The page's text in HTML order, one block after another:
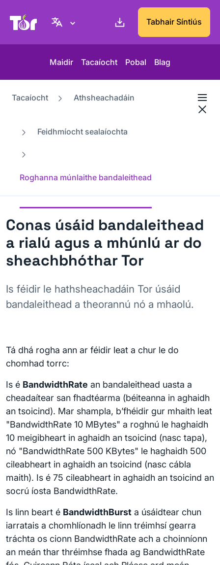
Suíomh Gréasáin Thionscadal TorTabhair Síntiús
Maidir Tacaíocht Pobal Blag
Tacaíocht Athsheachadáin
Feidhmíocht sealaíochta
Roghanna múnlaithe bandaleithead
Conas úsáid bandaleithead
a rialú agus a mhúnlú ar do
sheachbhóthar Tor
Is féidir le hathsheachadáin Tor úsáid
bandaleithead a theorannú nó a mhaolú.
Tá dhá rogha ann ar féidir leat a chur le do
chomhad torrc:
Is é BandwidthRate an bandaleithead uasta a
cheadaítear san fhadtéarma (béiteanna in aghaidh
an tsoicind). Mar shampla, b’fhéidir gur mhaith leat
"BandwidthRate 10 MBytes" a roghnú le haghaidh
10 meigibheart in aghaidh an tsoicind (nasc tapa),
nó "BandwidthRate 500 KBytes" le haghaidh 500
cileabheart in aghaidh an tsoicind (nasc cábla
maith). Is é 75 cileabheart in aghaidh an tsoicind an
socrú íosta BandwidthRate.
Is linn beart é BandwidthBurst a úsáidtear chun
iarratais a chomhlíonadh le linn tréimhsí gearra
tráchta os cionn BandwidthRate ach a choinníonn
an meán thar thréimhse fhada ag BandwidthRate